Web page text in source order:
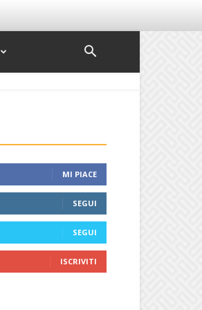
MI PIACE
SEGUI
SEGUI
ISCRIVITI